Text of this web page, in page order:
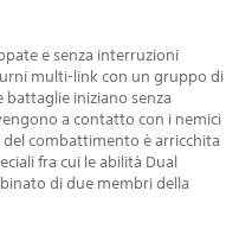
e senza interruzioni
multi-link con un gruppo di
battaglie iniziano senza
a contatto con i nemici
combattimento è arricchita
fra cui le abilità Dual
di due membri della